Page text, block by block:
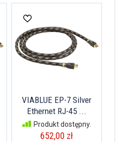
VIABLUE EP-7 Silver
Ethernet RJ-45 ...
Produkt dostępny.
652,00 zł